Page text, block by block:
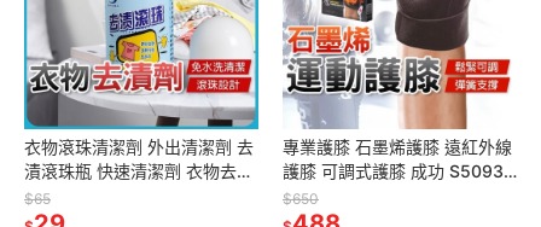
衣物滾珠清潔劑 外出清潔劑 去
漬滾珠瓶 快速清潔劑 衣物去漬
快速去漬 免洗清潔劑 衣物清潔
應急清潔劑
$65
專業護膝 石墨烯護膝 遠紅外線
護膝 可調式護膝 成功 S5093
SUCCESS 運動護膝 加壓護膝
支撐護膝 護具
$650